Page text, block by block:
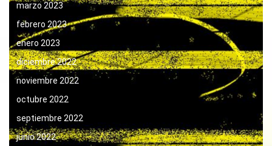
marzo 2023
febrero 2023
enero 2023
diciembre 2022
noviembre 2022
octubre 2022
septiembre 2022
junio 2022